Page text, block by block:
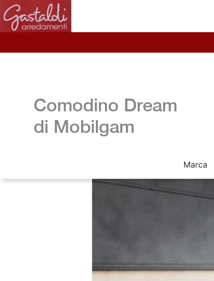
Comodino Dream
di Mobilgam
Marca